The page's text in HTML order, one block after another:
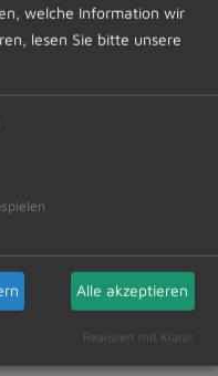
und Bürger
dem Rathaus,
sowie
und tagesaktuell
eine
sodass
über relevante
Die App steht
Play zur
die neue App
QR-Code
unsere Gemeinde
welche Information wir
lesen Sie bitte unsere
Alle akzeptieren
Realisiert mit Klaro!